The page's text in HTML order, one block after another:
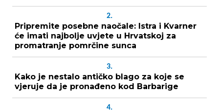
2.
Pripremite posebne naočale: Istra i Kvarner
će imati najbolje uvjete u Hrvatskoj za
promatranje pomrčine sunca
3.
Kako je nestalo antičko blago za koje se
vjeruje da je pronađeno kod Barbarige
4.